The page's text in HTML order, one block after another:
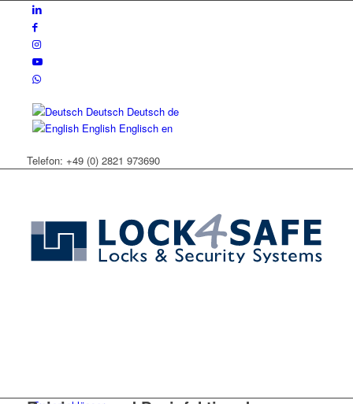
Deutsch Deutsch de
English Englisch en
Telefon: +49 (0) 2821 973690